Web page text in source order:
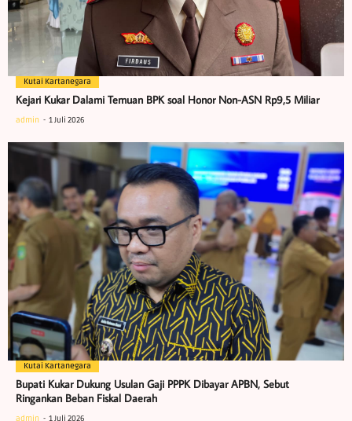
Kutai Kartanegara
Kejari Kukar Dalami Temuan BPK soal Honor Non-ASN Rp9,5 Miliar
admin 1 Juli 2026
Kutai Kartanegara
Bupati Kukar Dukung Usulan Gaji PPPK Dibayar APBN, Sebut
Ringankan Beban Fiskal Daerah
admin 1 Juli 2026